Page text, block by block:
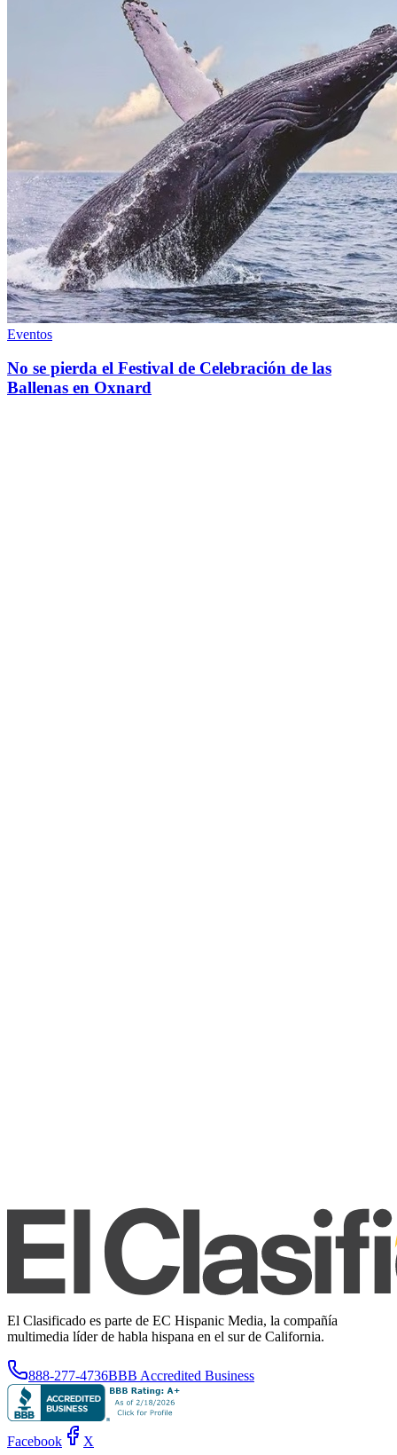
Eventos
No se pierda el Festival de Celebración de las
Ballenas en Oxnard
El Clasificado es parte de EC Hispanic Media, la compañía
multimedia líder de habla hispana en el sur de California.
888-277-4736BBB Accredited Business
Facebook X